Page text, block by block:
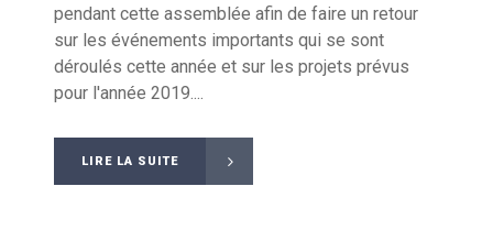
pendant cette assemblée afin de faire un retour
sur les événements importants qui se sont
déroulés cette année et sur les projets prévus
pour l'année 2019....
LIRE LA SUITE